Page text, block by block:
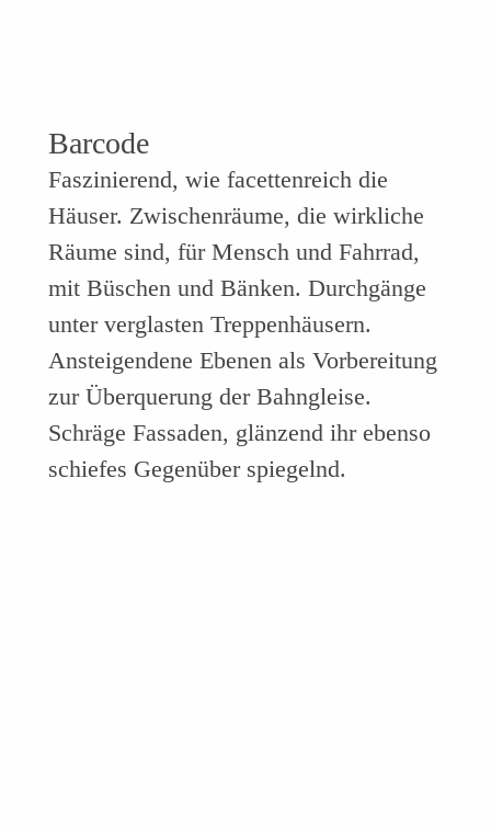
Barcode
Faszinierend, wie facettenreich die
Häuser. Zwischenräume, die wirkliche
Räume sind, für Mensch und Fahrrad,
mit Büschen und Bänken. Durchgänge
unter verglasten Treppenhäusern.
Ansteigendene Ebenen als Vorbereitung
zur Überquerung der Bahngleise.
Schräge Fassaden, glänzend ihr ebenso
schiefes Gegenüber spiegelnd.